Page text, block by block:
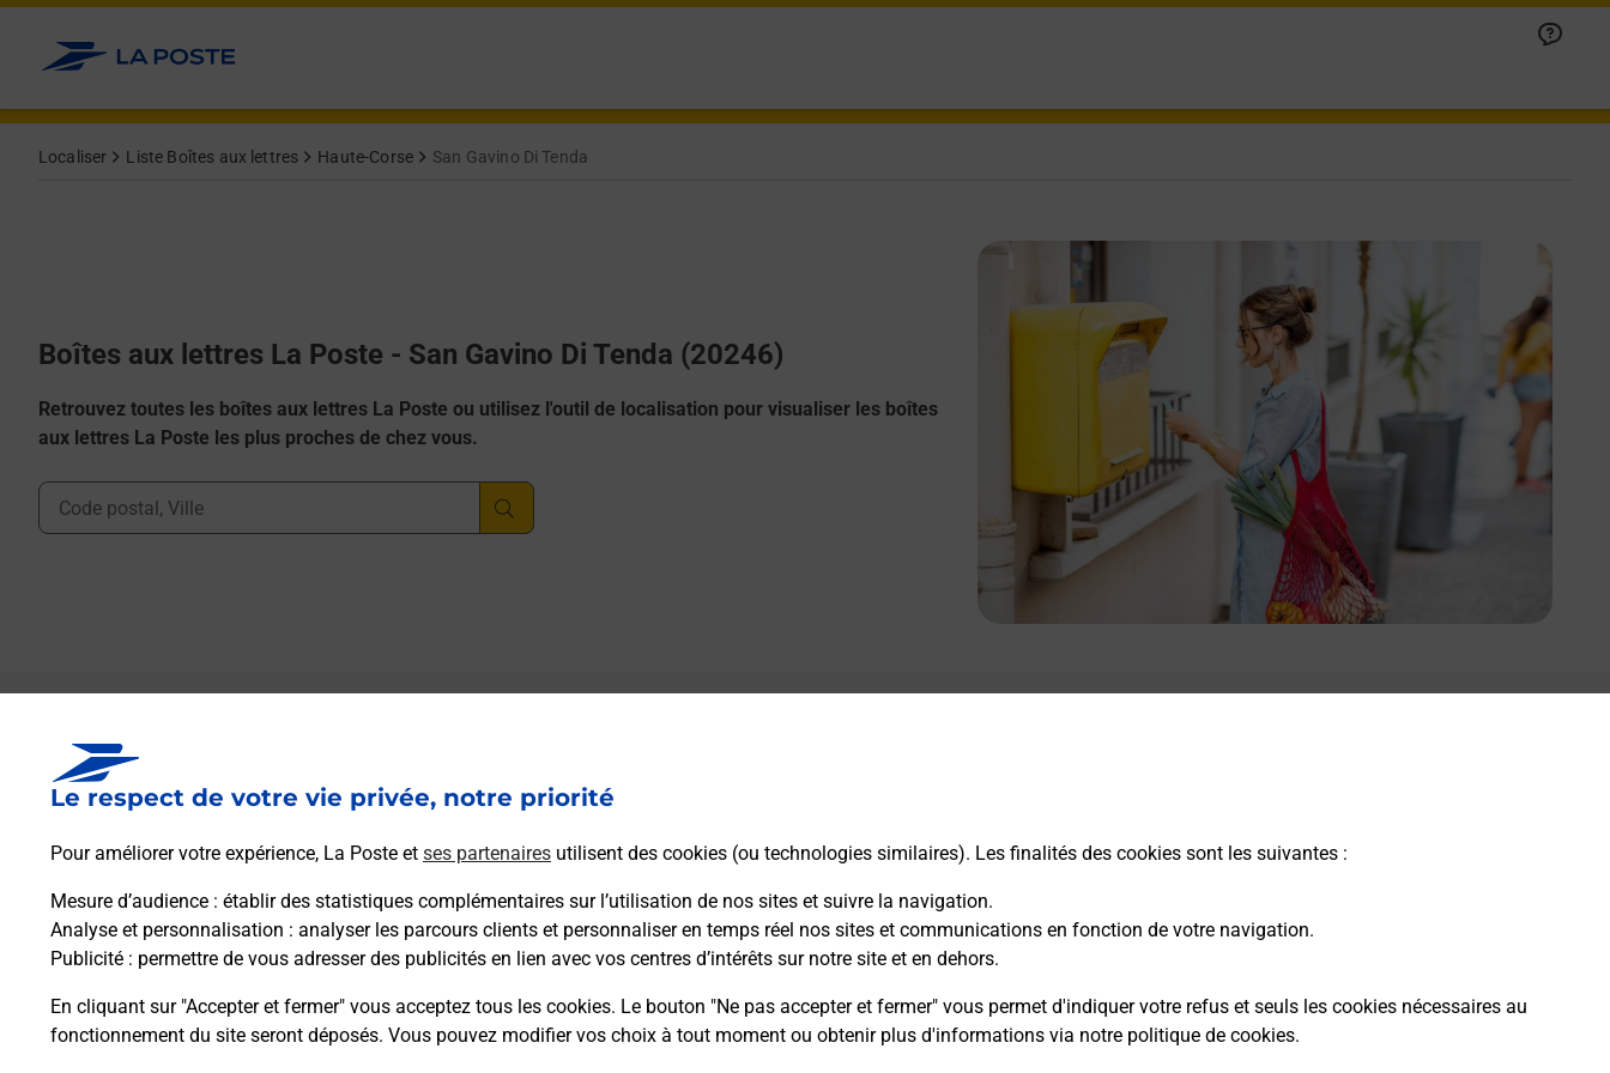
Le respect de votre vie privée, notre priorité
Pour améliorer votre expérience, La Poste et ses partenaires utilisent des cookies (ou technologies similaires). Les finalités des cookies sont les suivantes :
Mesure d’audience : établir des statistiques complémentaires sur l’utilisation de nos sites et suivre la navigation.
Analyse et personnalisation : analyser les parcours clients et personnaliser en temps réel nos sites et communications en fonction de votre navigation.
Publicité : permettre de vous adresser des publicités en lien avec vos centres d’intérêts sur notre site et en dehors.
En cliquant sur "Accepter et fermer" vous acceptez tous les cookies. Le bouton "Ne pas accepter et fermer" vous permet d'indiquer votre refus et seuls les cookies nécessaires au
fonctionnement du site seront déposés. Vous pouvez modifier vos choix à tout moment ou obtenir plus d'informations via notre politique de cookies.
Allez au contenu
Localiser Liste Boîtes aux lettres Haute-Corse San Gavino Di Tenda
Boîtes aux lettres La Poste - San Gavino Di Tenda (20246)
Retrouvez toutes les boîtes aux lettres La Poste ou utilisez l'outil de localisation pour visualiser les boîtes
aux lettres La Poste les plus proches de chez vous.
Ville, Département, Code Postal
Boîte aux lettres La Poste
Prochaine collecte du courrier samedi à
20246 San Gavino Di Tenda
Itinéraire
87 Strada Di San Gavinu
20246 San Gavino Di Tenda